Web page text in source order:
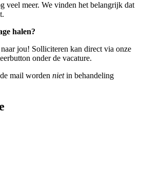
veel meer. We vinden het belangrijk dat
halen?
jou! Solliciteren kan direct via onze
onder de vacature.
mail worden nietin behandeling